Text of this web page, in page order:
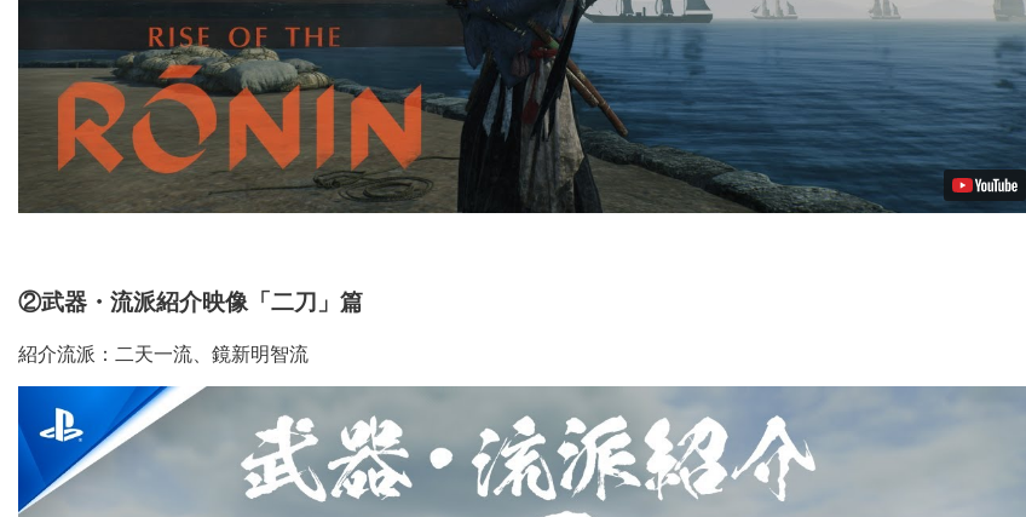
②武器・流派紹介映像「二刀」篇
紹介流派：二天一流、鏡新明智流